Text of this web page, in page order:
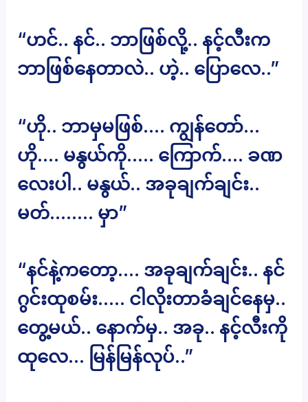
“ဟင်.. နင်.. ဘာဖြစ်လို့.. နင့်လီးက
ဘာဖြစ်နေတာလဲ.. ဟဲ့.. ပြောလေ..”
“ဟို.. ဘာမှမဖြစ်…. ကျွန်တော်…
ဟို…. မနွယ်ကို….. ကြောက်…. ခဏ
လေးပါ.. မနွယ်.. အခုချက်ချင်း..
မတ်…….. မှာ”
“နင်နဲ့ကတော့…. အခုချက်ချင်း.. နင်
ဂွင်းထုစမ်း….. ငါလိုးတာခံချင်နေမှ..
တွေ့မယ်.. နောက်မှ.. အခု.. နင့်လီးကို
ထုလေ… မြန်မြန်လုပ်..”